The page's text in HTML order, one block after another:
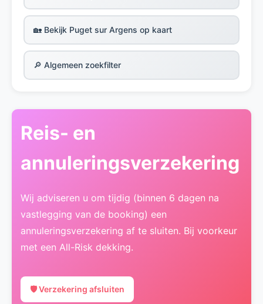
🏡 Bekijk Puget sur Argens op kaart
🔎 Algemeen zoekfilter
Reis- en
annuleringsverzekering
Wij adviseren u om tijdig (binnen 6 dagen na
vastlegging van de booking) een
annuleringsverzekering af te sluiten. Bij voorkeur
met een All-Risk dekking.
🛡️ Verzekering afsluiten